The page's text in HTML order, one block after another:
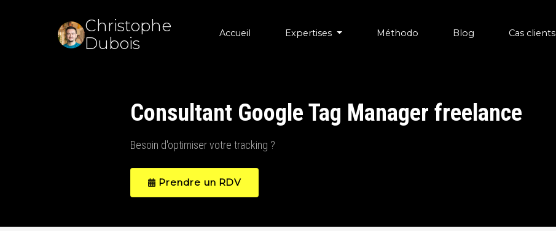
Christophe
Dubois
Accueil Expertises Méthodo Blog Cas clients
Consultant Google Tag Manager freelance
Besoin d'optimiser votre tracking ?
Prendre un RDV